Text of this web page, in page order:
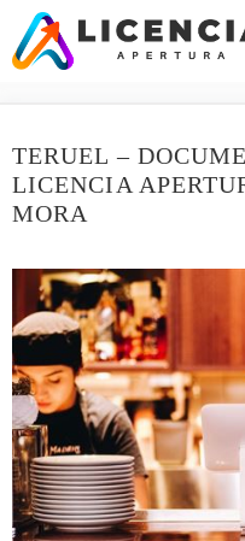
Saltar
contenido
TERUEL –
LICENCIA
MORA